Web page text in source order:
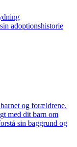
adoptionshistorie
og forældrene.
med dit barn om
sin baggrund og